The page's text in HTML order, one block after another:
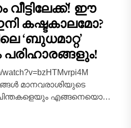
ഈ
കഷ്ടകാലമോ?
‘ബുധമാറ്റ’
watch?v=bzHTMvrpi4M
മാനവരാശിയുടെ
എങ്ങനെയൊക്കെ
ഒരുപോലെ ചർച്ച